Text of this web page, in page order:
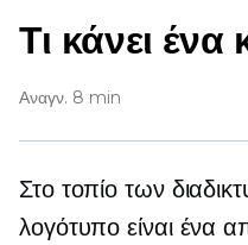
Τι κάνει
Αναγν. 8 min
Στο τοπίο των
λογότυπο είναι ένα